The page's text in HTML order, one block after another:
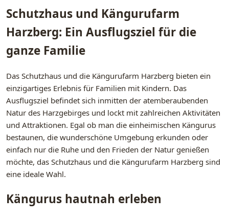
Schutzhaus und Kängurufarm
Harzberg: Ein Ausflugsziel für die
ganze Familie
Das Schutzhaus und die Kängurufarm Harzberg bieten ein
einzigartiges Erlebnis für Familien mit Kindern. Das
Ausflugsziel befindet sich inmitten der atemberaubenden
Natur des Harzgebirges und lockt mit zahlreichen Aktivitäten
und Attraktionen. Egal ob man die einheimischen Kängurus
bestaunen, die wunderschöne Umgebung erkunden oder
einfach nur die Ruhe und den Frieden der Natur genießen
möchte, das Schutzhaus und die Kängurufarm Harzberg sind
eine ideale Wahl.
Kängurus hautnah erleben